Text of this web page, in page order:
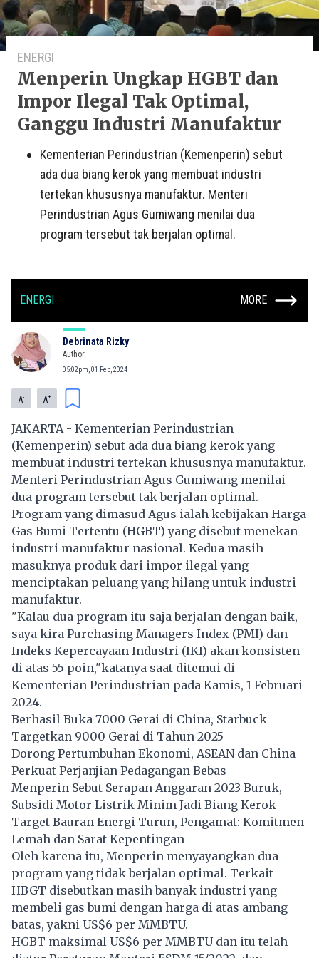
ENERGI
Menperin Ungkap HGBT dan
Impor Ilegal Tak Optimal,
Ganggu Industri Manufaktur
Kementerian Perindustrian (Kemenperin) sebut
ada dua biang kerok yang membuat industri
tertekan khususnya manufaktur. Menteri
Perindustrian Agus Gumiwang menilai dua
program tersebut tak berjalan optimal.
ENERGI MORE
Debrinata Rizky
Author
05:02pm, 01 Feb, 2024
A- A+
JAKARTA - Kementerian Perindustrian
(Kemenperin) sebut ada dua biang kerok yang
membuat industri tertekan khususnya manufaktur.
Menteri Perindustrian Agus Gumiwang menilai
dua program tersebut tak berjalan optimal.
Program yang dimasud Agus ialah kebijakan Harga
Gas Bumi Tertentu (HGBT) yang disebut menekan
industri manufaktur nasional. Kedua masih
masuknya produk dari impor ilegal yang
menciptakan peluang yang hilang untuk industri
manufaktur.
"Kalau dua program itu saja berjalan dengan baik,
saya kira Purchasing Managers Index (PMI) dan
Indeks Kepercayaan Industri (IKI) akan konsisten
di atas 55 poin,"katanya saat ditemui di
Kementerian Perindustrian pada Kamis, 1 Februari
2024.
Berhasil Buka 7000 Gerai di China, Starbuck
Targetkan 9000 Gerai di Tahun 2025
Dorong Pertumbuhan Ekonomi, ASEAN dan China
Perkuat Perjanjian Pedagangan Bebas
Menperin Sebut Serapan Anggaran 2023 Buruk,
Subsidi Motor Listrik Minim Jadi Biang Kerok
Target Bauran Energi Turun, Pengamat: Komitmen
Lemah dan Sarat Kepentingan
Oleh karena itu, Menperin menyayangkan dua
program yang tidak berjalan optimal. Terkait
HBGT disebutkan masih banyak industri yang
membeli gas bumi dengan harga di atas ambang
batas, yakni US$6 per MMBTU.
HGBT maksimal US$6 per MMBTU dan itu telah